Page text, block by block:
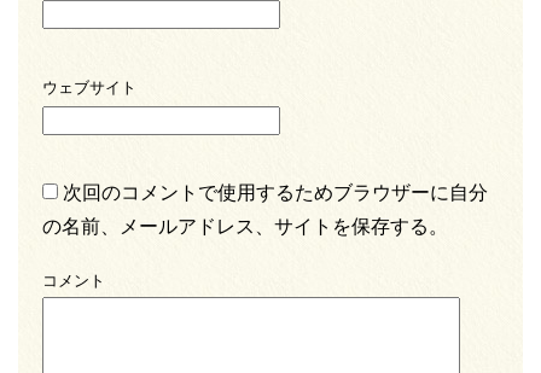
ウェブサイト
次回のコメントで使用するためブラウザーに自分
の名前、メールアドレス、サイトを保存する。
コメント